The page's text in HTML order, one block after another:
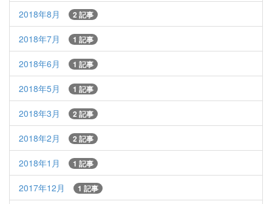
2018年8月 2 記事
2018年7月 1 記事
2018年6月 1 記事
2018年5月 1 記事
2018年3月 2 記事
2018年2月 2 記事
2018年1月 1 記事
2017年12月 1 記事